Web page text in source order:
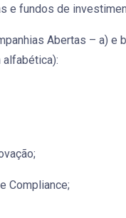
e fundos de
Abertas – a) e
Compliance;